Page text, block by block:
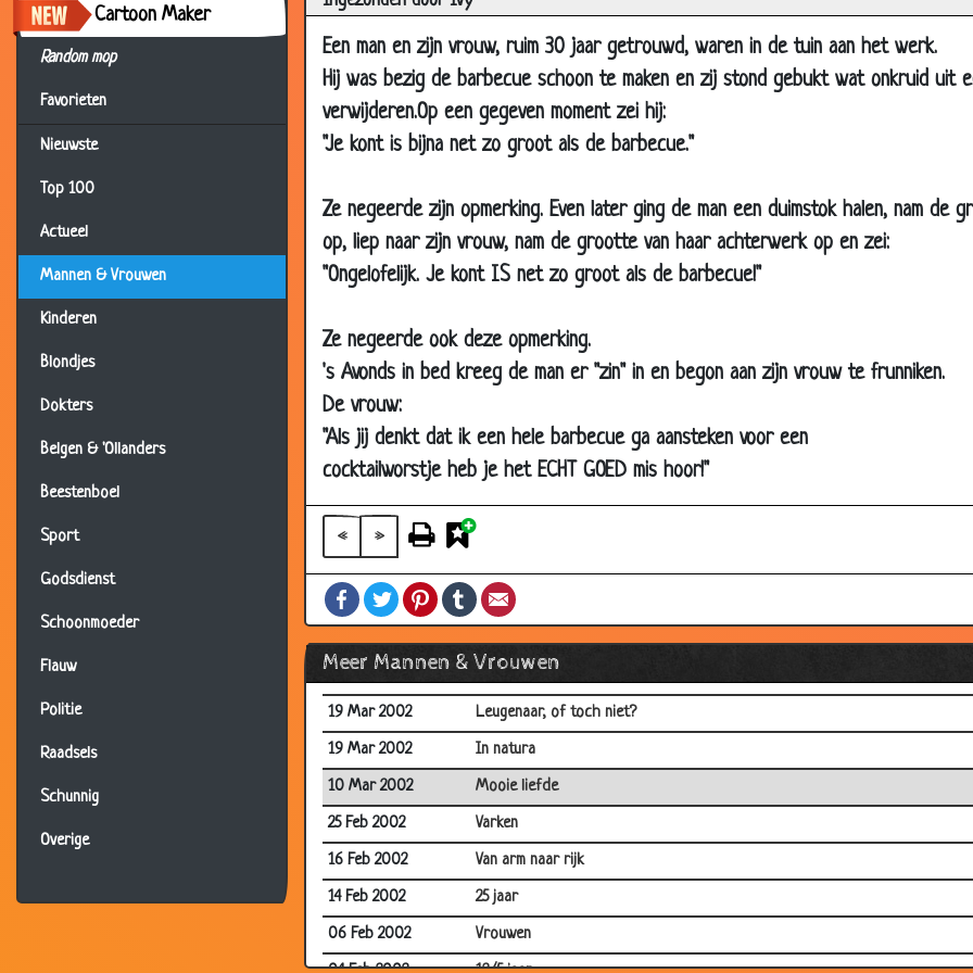
Cartoon Maker
Random mop
Favorieten
Nieuwste
Top 100
Actueel
Mannen & Vrouwen
Kinderen
Blondjes
Dokters
Belgen & 'Ollanders
Beestenboel
Sport
Godsdienst
Schoonmoeder
Flauw
Politie
Raadsels
Schunnig
Overige
Een man en zijn vrouw, ruim 30 jaar getrouwd, waren in de tuin aan het werk.
Hij was bezig de barbecue schoon te maken en zij stond gebukt wat onkruid uit
verwijderen.Op een gegeven moment zei hij:
"Je kont is bijna net zo groot als de barbecue."
Ze negeerde zijn opmerking. Even later ging de man een duimstok halen, nam de
op, liep naar zijn vrouw, nam de grootte van haar achterwerk op en zei:
"Ongelofelijk. Je kont IS net zo groot als de barbecue!"
Ze negeerde ook deze opmerking.
's Avonds in bed kreeg de man er "zin" in en begon aan zijn vrouw te frunniken.
De vrouw:
"Als jij denkt dat ik een hele barbecue ga aansteken voor een
cocktailworstje heb je het ECHT GOED mis hoor!"
« »
FacebookTwitterPinterestTumblr
Meer Mannen & Vrouwen
01 Jul 2003
Slapenloze nacht
07 Jun 2003
Wolken
24 May 2003
Getrouwd
18 May 2003
25 jarig huwelijk
Met een paard?
21 Mar 2003
Dood
06 Jan 2003
Een wijze raad
24 Dec 2002
Blinde en kreupele
26 Oct 2002
Keuken
25 Oct 2002
De butler
24 Oct 2002
28 Aug 2002
Een maagd trouwen
01 Jan 2000
Verjaardag
24 Mar 2002
Mannen
22 Mar 2002
Cindy, Pamela en Naomi
19 Mar 2002
Leugenaar, of toch niet?
19 Mar 2002
In natura
10 Mar 2002
Mooie liefde
25 Feb 2002
Varken
16 Feb 2002
Van arm naar rijk
14 Feb 2002
25 jaar
06 Feb 2002
Vrouwen